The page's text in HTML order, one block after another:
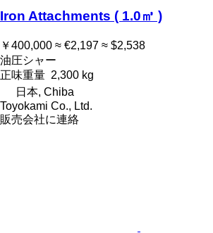
Iron Attachments ( 1.0㎥ )
￥400,000 ≈ €2,197 ≈ $2,538
油圧シャー
正味重量 2,300 kg
日本, Chiba
Toyokami Co., Ltd.
販売会社に連絡